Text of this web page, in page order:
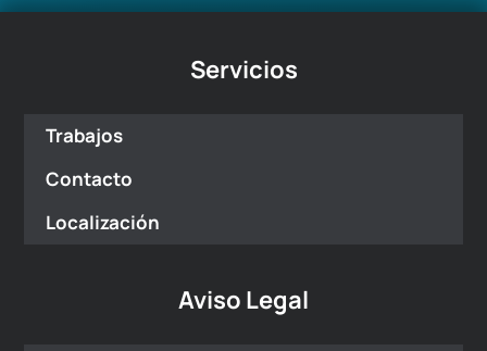
Servicios
Trabajos
Contacto
Localización
Aviso Legal